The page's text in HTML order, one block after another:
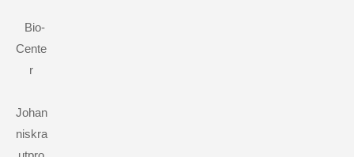
Bio-
Cente
r
Johan
niskra